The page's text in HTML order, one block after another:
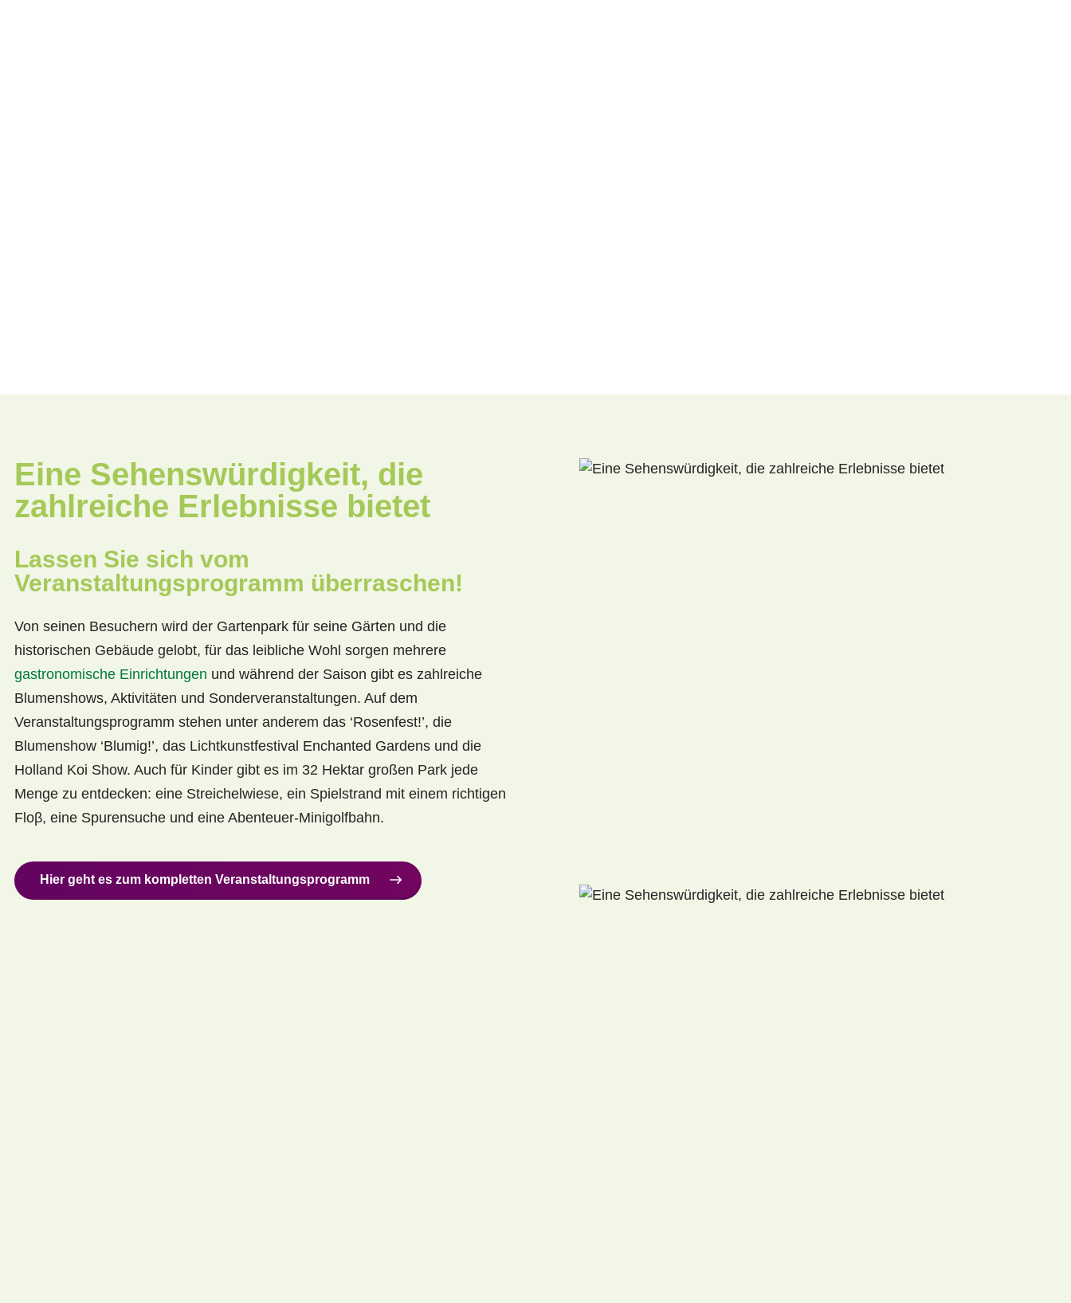
Eine Sehenswürdigkeit, die
zahlreiche Erlebnisse bietet
Lassen Sie sich vom
Veranstaltungsprogramm überraschen!
Von seinen Besuchern wird der Gartenpark für seine Gärten und die
historischen Gebäude gelobt, für das leibliche Wohl sorgen mehrere
gastronomische Einrichtungen und während der Saison gibt es zahlreiche
Blumenshows, Aktivitäten und Sonderveranstaltungen. Auf dem
Veranstaltungsprogramm stehen unter anderem das ‘Rosenfest!’, die
Blumenshow ‘Blumig!’, das Lichtkunstfestival Enchanted Gardens und die
Holland Koi Show. Auch für Kinder gibt es im 32 Hektar großen Park jede
Menge zu entdecken: eine Streichelwiese, ein Spielstrand mit einem richtigen
Floβ, eine Spurensuche und eine Abenteuer-Minigolfbahn.
Hier geht es zum kompletten Veranstaltungsprogramm